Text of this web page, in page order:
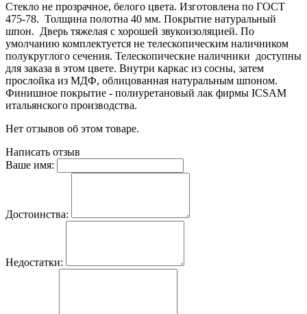
Стекло не прозрачное, белого цвета. Изготовлена по ГОСТ
475-78. Толщина полотна 40 мм. Покрытие натуральный
шпон. Дверь тяжелая с хорошей звукоизоляцией. По
умолчанию комплектуется не телескопическим наличником
полукруглого сечения. Телескопические наличники доступны
для заказа в этом цвете. Внутри каркас из сосны, затем
прослойка из МДФ, облицованная натуральным шпоном.
Финишное покрытие - полиуретановый лак фирмы ICSAM
итальянского производства.
Нет отзывов об этом товаре.
Написать отзыв
Ваше имя:
Достоинства:
Недостатки: